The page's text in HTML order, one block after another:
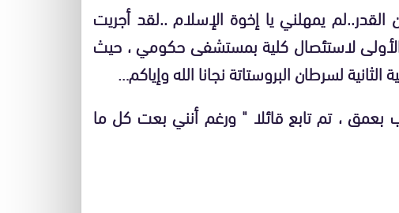
أعيل أسرة من 7 أفراد، لكن القدر..لم يمهلني يا إخوة الإسلام ..لقد أجريت
لاستئصال كلية بمستشفى حكومي ، حيث
لسرطان البروستاتة نجانا الله وإياكم…
، تم تابع قائلا " ورغم أنني بعت كل ما